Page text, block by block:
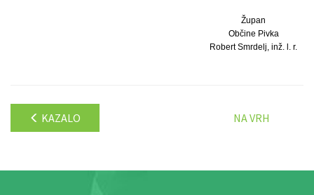
Župan
Občine Pivka
Robert Smrdelj, inž. l. r.
KAZALO NA VRH